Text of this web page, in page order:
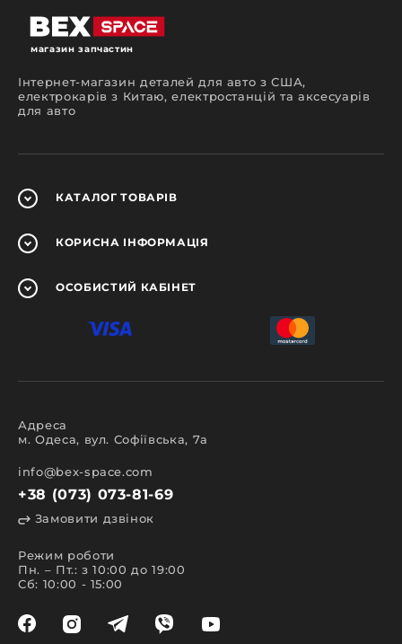
магазин запчастин
Інтернет-магазин деталей для авто з США,
електрокарів з Китаю, електростанцій та аксесуарів
для авто
КАТАЛОГ ТОВАРІВ
КОРИСНА ІНФОРМАЦІЯ
ОСОБИСТИЙ КАБІНЕТ
Адреса
м. Одеса, вул. Софіївська, 7а
info@bex-space.com
+38 (073) 073-81-69
Замовити дзвінок
Режим роботи
Пн. – Пт.: з 10:00 до 19:00
Сб: 10:00 - 15:00